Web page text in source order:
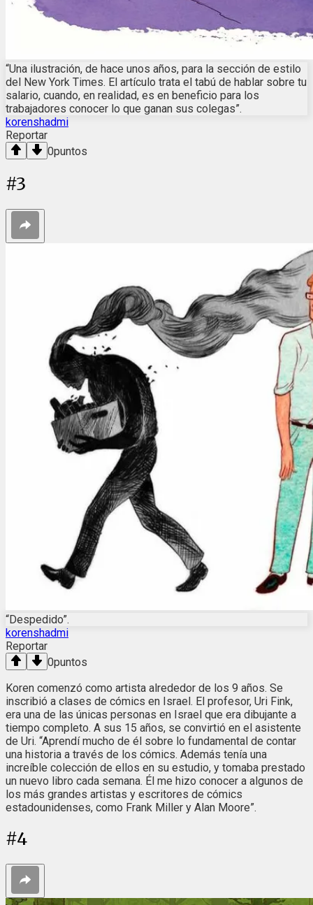
“Una ilustración, de hace unos años, para la sección de estilo
del New York Times. El artículo trata el tabú de hablar sobre tu
salario, cuando, en realidad, es en beneficio para los
trabajadores conocer lo que ganan sus colegas”.
korenshadmi
Reportar
0puntos
#3
“Despedido”.
korenshadmi
Reportar
0puntos
Koren comenzó como artista alrededor de los 9 años. Se
inscribió a clases de cómics en Israel. El profesor, Uri Fink,
era una de las únicas personas en Israel que era dibujante a
tiempo completo. A sus 15 años, se convirtió en el asistente
de Uri. “Aprendí mucho de él sobre lo fundamental de contar
una historia a través de los cómics. Además tenía una
increíble colección de ellos en su estudio, y tomaba prestado
un nuevo libro cada semana. Él me hizo conocer a algunos de
los más grandes artistas y escritores de cómics
estadounidenses, como Frank Miller y Alan Moore”.
#4